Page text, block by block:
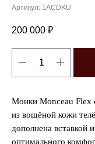
Артикул: 1ACDKU
200 000 ₽
Монки Monceau Flex
из вощёной кожи
дополнена вставкой
оптимального